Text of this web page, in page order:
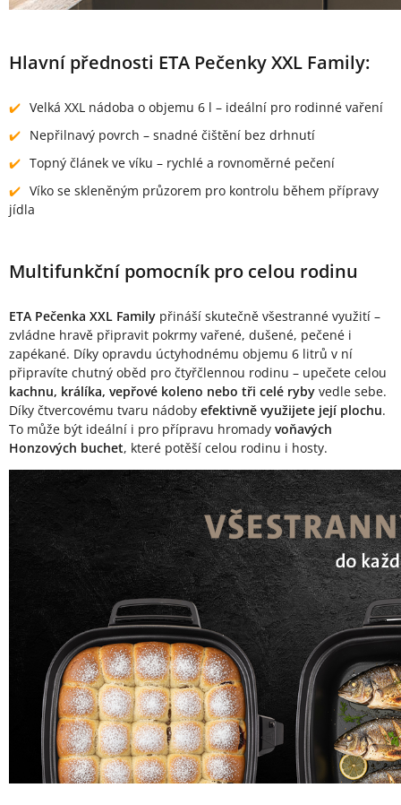
Hlavní přednosti ETA Pečenky XXL Family:
Velká XXL nádoba o objemu 6 l – ideální pro rodinné vaření
Nepřilnavý povrch – snadné čištění bez drhnutí
Topný článek ve víku – rychlé a rovnoměrné pečení
Víko se skleněným průzorem pro kontrolu během přípravy
jídla
Multifunkční pomocník pro celou rodinu
ETA Pečenka XXL Family přináší skutečně všestranné využití –
zvládne hravě připravit pokrmy vařené, dušené, pečené i
zapékané. Díky opravdu úctyhodnému objemu 6 litrů v ní
připravíte chutný oběd pro čtyřčlennou rodinu – upečete celou
kachnu, králíka, vepřové koleno nebo tři celé ryby vedle sebe.
Díky čtvercovému tvaru nádoby efektivně využijete její plochu.
To může být ideální i pro přípravu hromady voňavých
Honzových buchet, které potěší celou rodinu i hosty.